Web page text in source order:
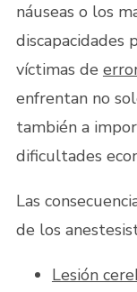
náuseas o los
discapacidades
víctimas de
enfrentan no
también a
dificultades
Las
de los
Lesión